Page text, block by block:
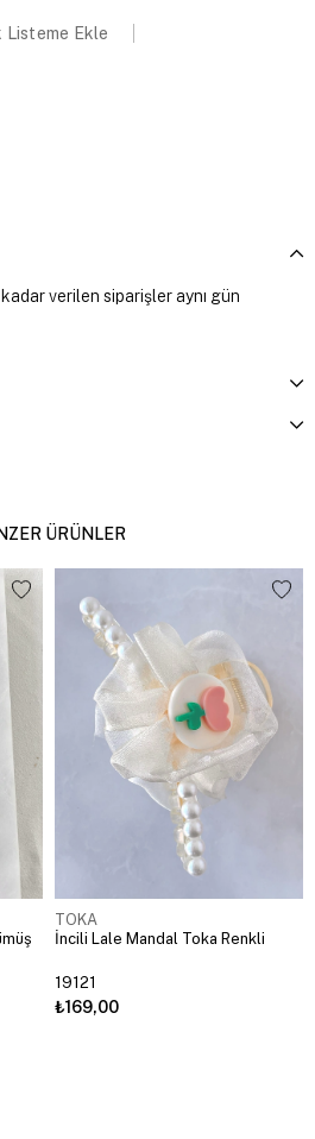
Listeme Ekle
verilen siparişler aynı gün
ÜRÜNLER
TOKA
İncili Lale Mandal Toka Renkli
19121
₺169,00